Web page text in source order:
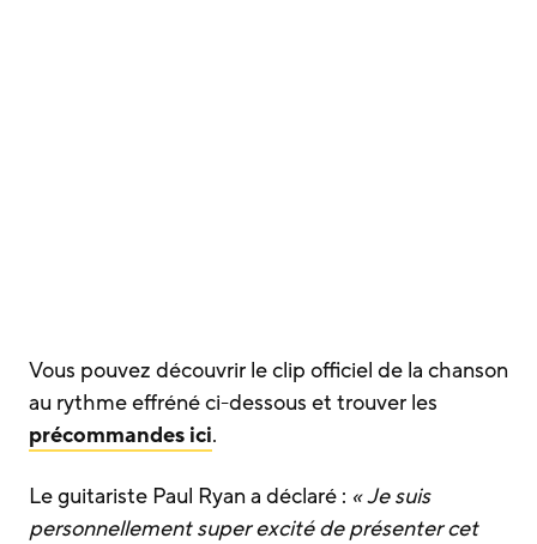
Vous pouvez découvrir le clip officiel de la chanson
au rythme effréné ci-dessous et trouver les
précommandes ici.
Le guitariste Paul Ryan a déclaré : « Je suis
personnellement super excité de présenter cet